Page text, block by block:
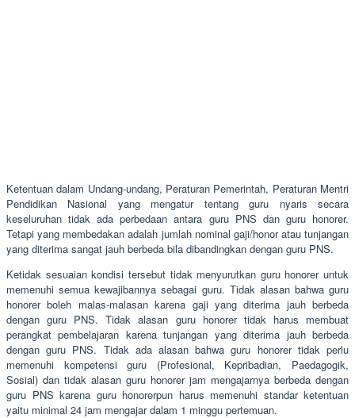
Ketentuan dalam Undang-undang, Peraturan Pemerintah, Peraturan Mentri
Pendidikan Nasional yang mengatur tentang guru nyaris secara
keseluruhan tidak ada perbedaan antara guru PNS dan guru honorer.
Tetapi yang membedakan adalah jumlah nominal gaji/honor atau tunjangan
yang diterima sangat jauh berbeda bila dibandingkan dengan guru PNS.
Ketidak sesuaian kondisi tersebut tidak menyurutkan guru honorer untuk
memenuhi semua kewajibannya sebagai guru. Tidak alasan bahwa guru
honorer boleh malas-malasan karena gaji yang diterima jauh berbeda
dengan guru PNS. Tidak alasan guru honorer tidak harus membuat
perangkat pembelajaran karena tunjangan yang diterima jauh berbeda
dengan guru PNS. Tidak ada alasan bahwa guru honorer tidak perlu
memenuhi kompetensi guru (Profesional, Kepribadian, Paedagogik,
Sosial) dan tidak alasan guru honorer jam mengajarnya berbeda dengan
guru PNS karena guru honorerpun harus memenuhi standar ketentuan
yaitu minimal 24 jam mengajar dalam 1 minggu pertemuan.